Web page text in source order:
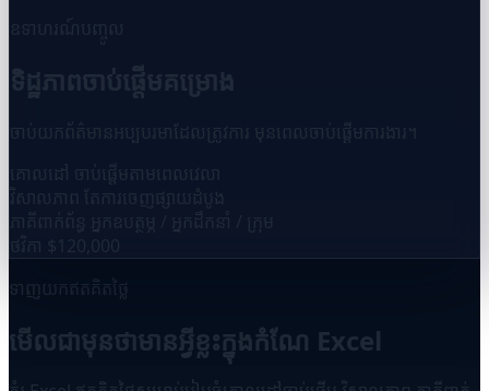
ឧទាហរណ៍បញ្ចូល
ទិដ្ឋភាពចាប់ផ្តើមគម្រោង
ទាញយកឥតគិតថ្លៃ
មើលជាមុនថាមានអ្វីខ្លះក្នុងកំណែ Excel